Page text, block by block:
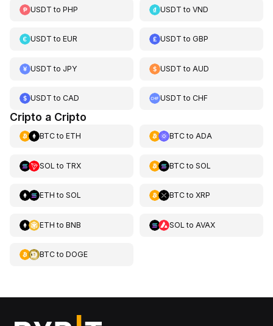
USDT to PHP USDT toVND
USDT to EUR USDT toGBP
USDT to JPY USDT to AUD
USDT to CAD USDT toCHF
Cripto a Cripto
BTCto ETH BTCto ADA
SOL to TRX BTCto SOL
ETH to SOL BTCto XRP
ETH to BNB SOL to AVAX
BTCto DOGE